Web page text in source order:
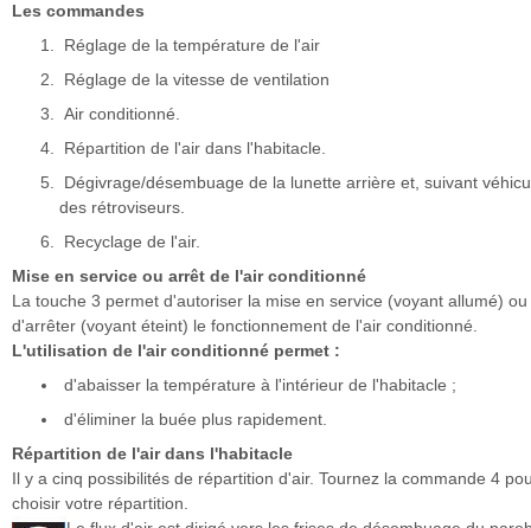
Les commandes
Réglage de la température de l'air
Réglage de la vitesse de ventilation
Air conditionné.
Répartition de l'air dans l'habitacle.
Dégivrage/désembuage de la lunette arrière et, suivant
des rétroviseurs.
Recyclage de l'air.
Mise en service ou arrêt de l'air conditionné
La touche 3 permet d'autoriser la mise en service (voyant allumé) ou
d'arrêter (voyant éteint) le fonctionnement de l'air conditionné.
L'utilisation de l'air conditionné permet :
d'abaisser la température à l'intérieur de l'habitacle ;
d'éliminer la buée plus rapidement.
Répartition de l'air dans l'habitacle
Il y a cinq possibilités de répartition d'air. Tournez la commande 4
choisir votre répartition.